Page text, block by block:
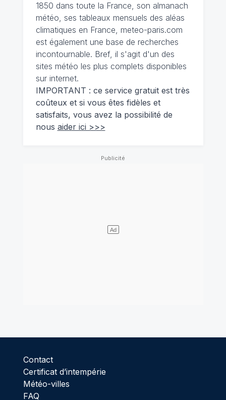
1850 dans toute la France, son almanach
météo, ses tableaux mensuels des aléas
climatiques en France, meteo-paris.com
est également une base de recherches
incontournable. Bref, il s'agit d'un des
sites météo les plus complets disponibles
sur internet.
IMPORTANT : ce service gratuit est très
coûteux et si vous êtes fidèles et
satisfaits, vous avez la possibilité de
nous aider ici >>>
Contact
Certificat d’intempérie
Météo-villes
FAQ